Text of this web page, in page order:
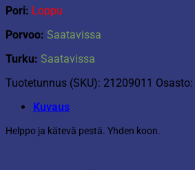
Pori: Loppu
Porvoo: Saatavissa
Turku: Saatavissa
Tuotetunnus (SKU): 21209011 Osasto:
Kuvaus
Helppo ja kätevä pestä. Yhden koon.